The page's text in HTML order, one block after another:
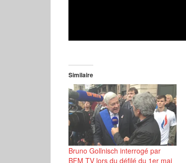
Similaire
Bruno Gollnisch interrogé par
BFM TV lors du défilé du 1er mai